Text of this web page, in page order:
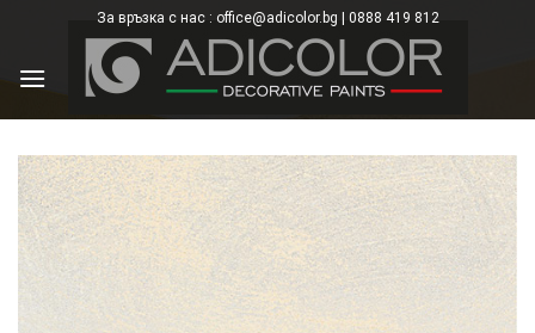
content
За връзка с нас : office@adicolor.bg | 0888 419 812
×